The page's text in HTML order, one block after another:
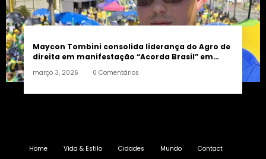
Maycon Tombini consolida liderança do Agro de
direita em manifestação “Acorda Brasil” em
março 3, 2026 0 Comentários
Home Vida & Estilo Cidades Mundo Contact